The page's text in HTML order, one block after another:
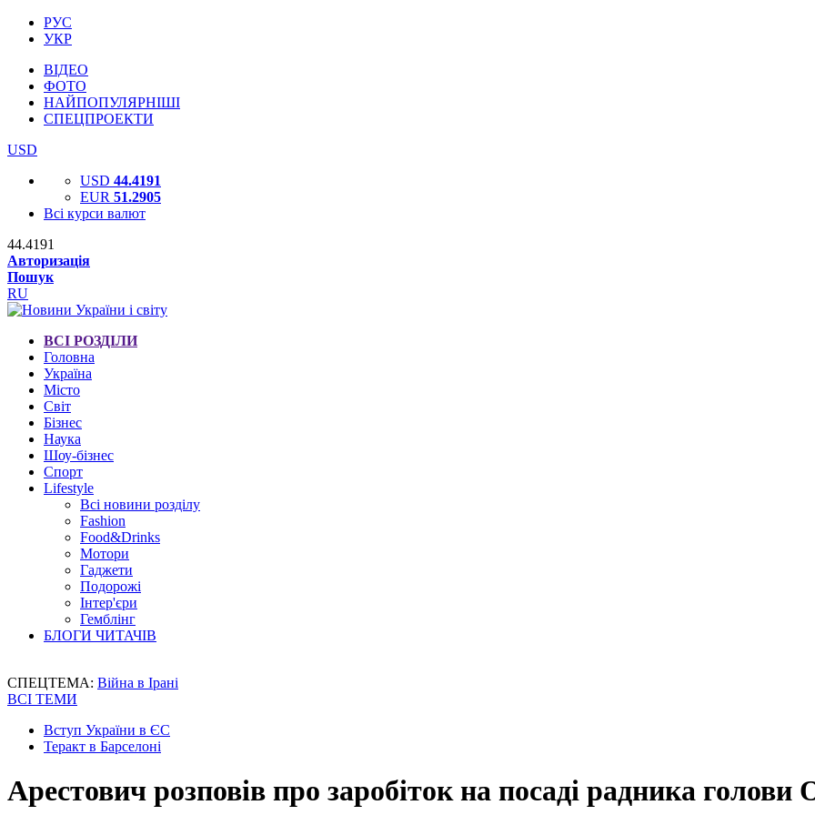
РУС
УКР
ВІДЕО
ФОТО
НАЙПОПУЛЯРНІШІ
СПЕЦПРОЕКТИ
USD
USD 44.4191
EUR 51.2905
Всі курси валют
44.4191
Авторизація
Пошук
RU
ВСІ РОЗДІЛИ
Головна
Україна
Місто
Світ
Бізнес
Наука
Шоу-бізнес
Спорт
Lifestyle
Всі новини розділу
Fashion
Food&Drinks
Мотори
Гаджети
Подорожі
Інтер'єри
Гемблінг
БЛОГИ ЧИТАЧІВ
СПЕЦТЕМА: Війна в Ірані
ВСІ ТЕМИ
Вступ України в ЄС
Теракт в Барселоні
Арестович розповів про заробіток на посаді радника голови